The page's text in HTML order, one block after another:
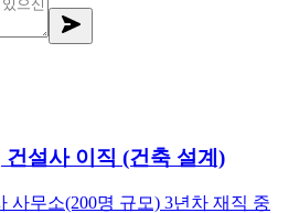
건설사 이직 (건축 설계)
사무소(200명 규모) 3년차 재직 중